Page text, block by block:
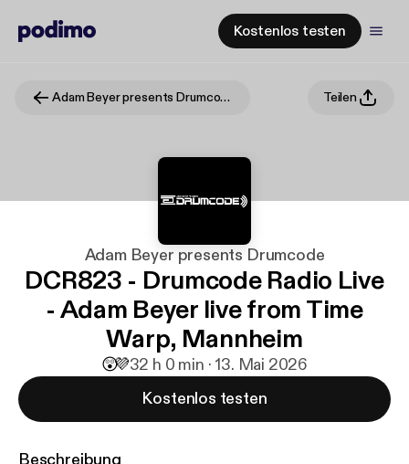
Kostenlos testen
Adam Beyer presents Drumcode Teilen
Adam Beyer presents Drumcode
DCR823 - Drumcode Radio Live
- Adam Beyer live from Time
Warp, Mannheim
😲💜32 h 0 min · 13. Mai 2026
Kostenlos testen